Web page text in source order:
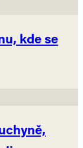
kde se